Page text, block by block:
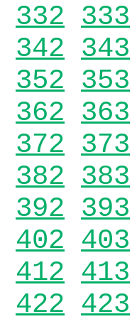
332 333
342 343
352 353
362 363
372 373
382 383
392 393
402 403
412 413
422 423